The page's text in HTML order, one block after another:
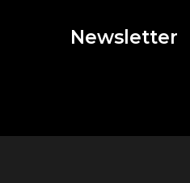
Newsletter